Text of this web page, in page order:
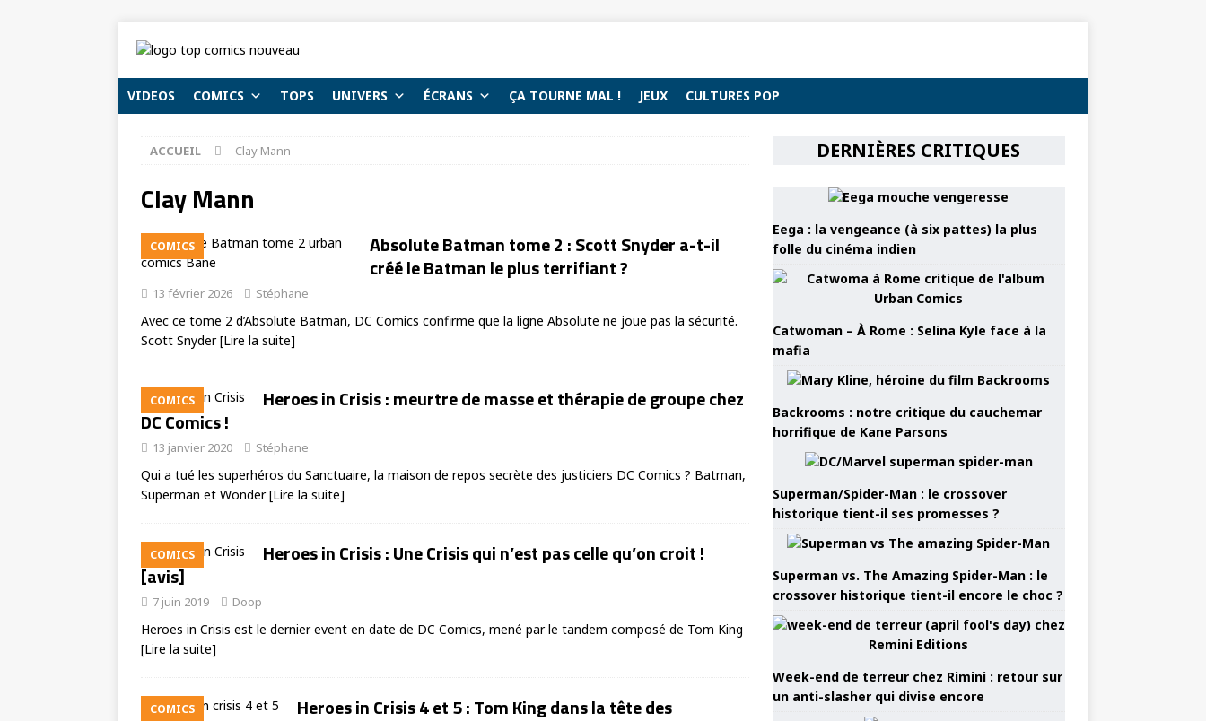
VIDEOS COMICS TOPS UNIVERS ÉCRANS ÇA TOURNE MAL ! JEUX CULTURES POP
ACCUEIL Clay Mann
Clay Mann
COMICS
Absolute Batman tome 2 : Scott Snyder a-t-il
créé le Batman le plus terrifiant ?
13 février 2026 Stéphane
Avec ce tome 2 d’Absolute Batman, DC Comics confirme que la ligne Absolute ne joue pas la sécurité.
Scott Snyder[Lire la suite]
COMICS
Heroes in Crisis : meurtre de masse et thérapie de groupe chez
DC Comics !
13 janvier 2020 Stéphane
Qui a tué les superhéros du Sanctuaire, la maison de repos secrète des justiciers DC Comics ? Batman,
Superman et Wonder[Lire la suite]
COMICS
Heroes in Crisis : Une Crisis qui n’est pas celle qu’on croit !
[avis]
7 juin 2019 Doop
Heroes in Crisis est le dernier event en date de DC Comics, mené par le tandem composé de Tom King
[Lire la suite]
COMICS
Heroes in Crisis 4 et 5 : Tom King dans la tête des
DERNIÈRES CRITIQUES
Eega : la vengeance (à six pattes) la plus
folle du cinéma indien
Catwoman – À Rome : Selina Kyle face à la
mafia
Backrooms : notre critique du cauchemar
horrifique de Kane Parsons
Superman/Spider-Man : le crossover
historique tient-il ses promesses ?
Superman vs. The Amazing Spider-Man : le
crossover historique tient-il encore le choc ?
Week-end de terreur chez Rimini : retour sur
un anti-slasher qui divise encore